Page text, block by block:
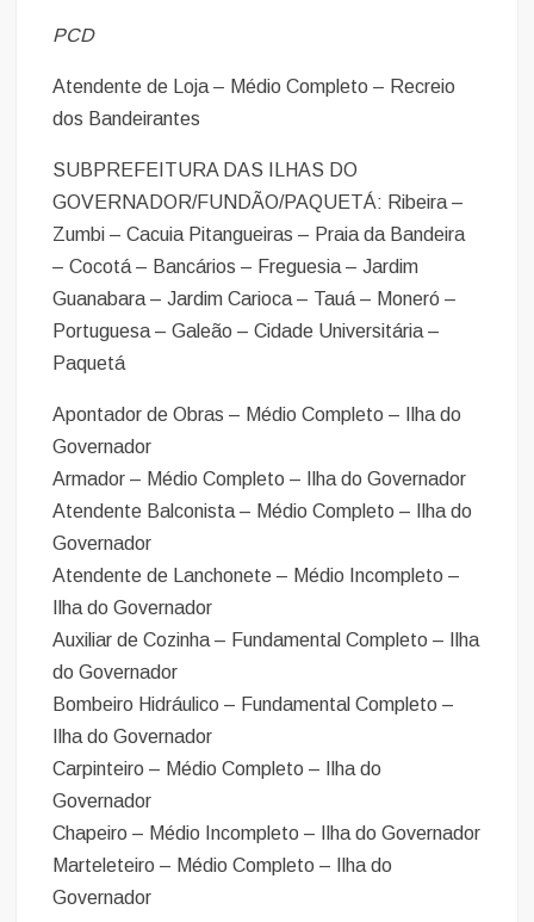
PCD
Atendente de Loja – Médio Completo – Recreio
dos Bandeirantes
SUBPREFEITURA DAS ILHAS DO
GOVERNADOR/FUNDÃO/PAQUETÁ: Ribeira –
Zumbi – Cacuia Pitangueiras – Praia da Bandeira
– Cocotá – Bancários – Freguesia – Jardim
Guanabara – Jardim Carioca – Tauá – Moneró –
Portuguesa – Galeão – Cidade Universitária –
Paquetá
Apontador de Obras – Médio Completo – Ilha do
Governador
Armador – Médio Completo – Ilha do Governador
Atendente Balconista – Médio Completo – Ilha do
Governador
Atendente de Lanchonete – Médio Incompleto –
Ilha do Governador
Auxiliar de Cozinha – Fundamental Completo – Ilha
do Governador
Bombeiro Hidráulico – Fundamental Completo –
Ilha do Governador
Carpinteiro – Médio Completo – Ilha do
Governador
Chapeiro – Médio Incompleto – Ilha do Governador
Marteleteiro – Médio Completo – Ilha do
Governador